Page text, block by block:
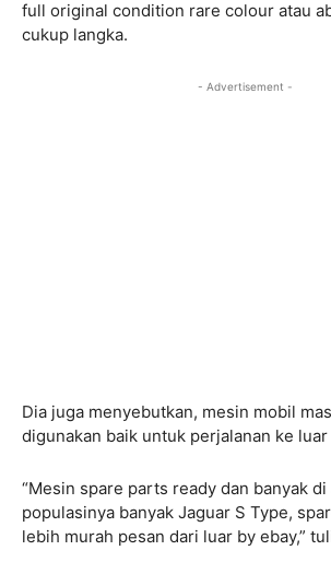
full original condition rare colour atau
cukup langka.
- Advertisement -
Dia juga menyebutkan, mesin mobil
digunakan baik untuk perjalanan ke
“Mesin spare parts ready dan banyak
populasinya banyak Jaguar S Type,
lebih murah pesan dari luar by ebay,”